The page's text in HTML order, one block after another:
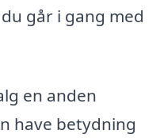
går i gang med
en anden
have betydning